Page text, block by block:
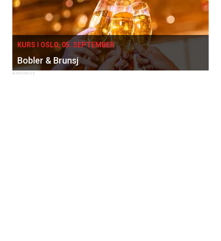
KURS I OSLO, 05. SEPTEMBER
Bobler & Brunsj